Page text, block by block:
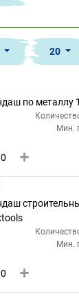
20
по металлу
Мин.
Мин.